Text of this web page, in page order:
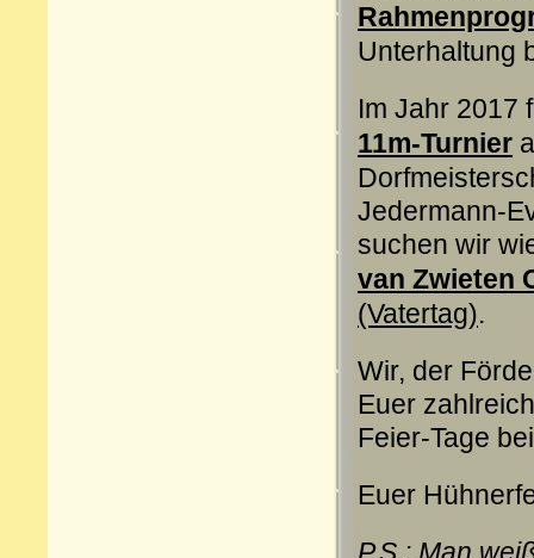
Unterhaltung
Im Jahr 2017
11m-Turnier
Jedermann-
suchen wir
van Zwieten
(Vatertag).
Wir, der
Euer
Feier-Tage
Euer